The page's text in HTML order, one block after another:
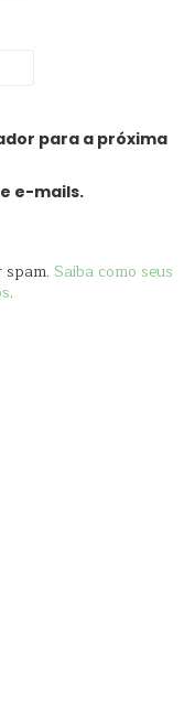
para a próxima
e-mails.
Saiba como seus
.